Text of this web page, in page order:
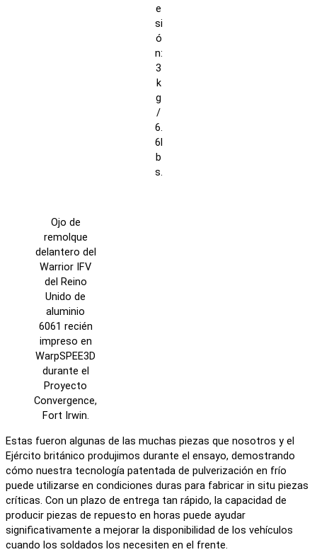
e
si
ó
n:
3
k
g
/
6.
6l
b
s.
Ojo de
remolque
delantero del
Warrior IFV
del Reino
Unido de
aluminio
6061 recién
impreso en
WarpSPEE3D
durante el
Proyecto
Convergence,
Fort Irwin.
Estas fueron algunas de las muchas piezas que nosotros y el
Ejército británico produjimos durante el ensayo, demostrando
cómo nuestra tecnología patentada de pulverización en frío
puede utilizarse en condiciones duras para fabricar in situ piezas
críticas. Con un plazo de entrega tan rápido, la capacidad de
producir piezas de repuesto en horas puede ayudar
significativamente a mejorar la disponibilidad de los vehículos
cuando los soldados los necesiten en el frente.